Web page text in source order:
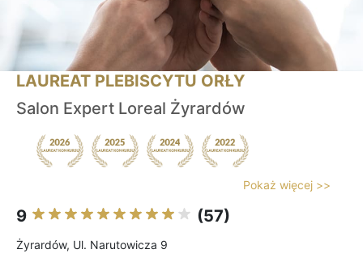
LAUREAT PLEBISCYTU ORŁY
Salon Expert Loreal Żyrardów
Pokaż więcej >>
9 (57)
Żyrardów, Ul. Narutowicza 9